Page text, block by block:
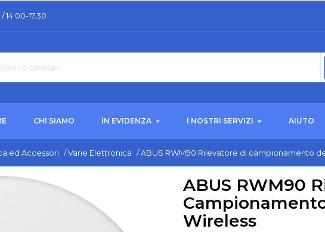
14:00-17.30
CHI SIAMO IN EVIDENZA I NOSTRI SERVIZI AIUTO
ed Accessori /Varie Elettronica /ABUS RWM90 Rilevatore di campionamento
ABUS RWM90
Wireless